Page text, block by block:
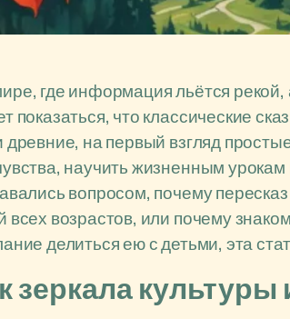
где информация льётся
показаться, что классические
на первый взгляд
научить жизненным
вопросом, почему
всех возрастов, или почему
делиться ею с детьми, эта
зеркала